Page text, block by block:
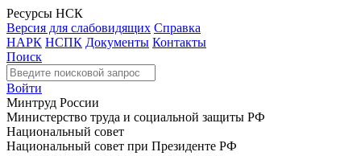
Ресурсы НСК
Версия для слабовидящих Справка
НАРК НСПК Документы Контакты
Поиск
Войти
Минтруд России
Министерство труда и социальной защиты РФ
Национальный совет
Национальный совет при Президенте РФ